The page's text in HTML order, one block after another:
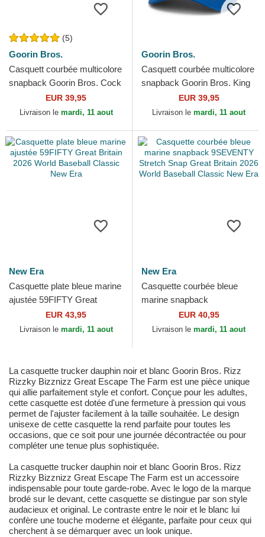
(5)
Goorin Bros.
Casquett courbée multicolore
snapback Goorin Bros. Cock
Team Rooster Original
Recipe Team Pride...
EUR 39,95
Livraison le mardi, 11 aout
Goorin Bros.
Casquett courbée multicolore
snapback Goorin Bros. King
Team Tiger Original Recipe
Team Pride The...
EUR 39,95
Livraison le mardi, 11 aout
New Era
Casquette plate bleue marine
ajustée 59FIFTY Great
Britain 2026 World Baseball
Classic New Era
EUR 43,95
Livraison le mardi, 11 aout
New Era
Casquette courbée bleue
marine snapback
9SEVENTY Stretch Snap
Great Britain 2026 World
EUR 40,95
Livraison le mardi, 11 aout
La casquette trucker dauphin noir et blanc Goorin Bros. Rizz
Rizzky Bizznizz Great Escape The Farm est une pièce unique
qui allie parfaitement style et confort. Conçue pour les adultes,
cette casquette est dotée d'une fermeture à pression qui vous
permet de l'ajuster facilement à la taille souhaitée. Le design
unisexe de cette casquette la rend parfaite pour toutes les
occasions, que ce soit pour une journée décontractée ou pour
compléter une tenue plus sophistiquée.
La casquette trucker dauphin noir et blanc Goorin Bros. Rizz
Rizzky Bizznizz Great Escape The Farm est un accessoire
indispensable pour toute garde-robe. Avec le logo de la marque
brodé sur le devant, cette casquette se distingue par son style
audacieux et original. Le contraste entre le noir et le blanc lui
confère une touche moderne et élégante, parfaite pour ceux qui
cherchent à se démarquer avec un look unique.